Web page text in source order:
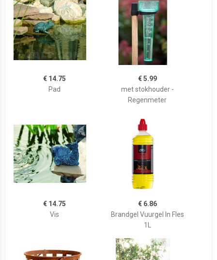
€ 14.75
Pad
€ 5.99
met stokhouder -
Regenmeter
€ 14.75
Vis
€ 6.86
Brandgel Vuurgel In Fles
1L